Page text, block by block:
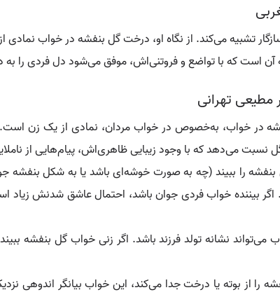
تشبیه می‌کند. از نگاه او، درخت گل بنفشه در خواب
آن است که با تواضع و فروتنی‌اش، موفق می‌شود دل فردی را
مطیعی تهرانی
در خواب، به‌خصوص در خواب مردان، نمادی از یک زن است.
نسبت می‌دهد که با وجود زیبایی ظاهری‌اش، پیام‌هایی از
بنفشه را ببیند (چه به صورت خوشه‌ای باشد یا به شکل
اگر بیننده خواب فردی جوان باشد، احتمال عاشق شدنش
نشانه تولد فرزند باشد. اگر زنی خواب گل بنفشه
از بوته یا درخت جدا می‌کند، این خواب بیانگر اندوهی